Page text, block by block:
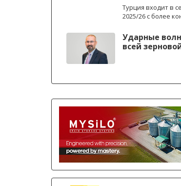
Турция входит в
2025/26 с более
Ударные
всей